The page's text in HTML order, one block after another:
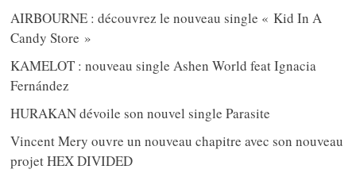
AIRBOURNE : découvrez le nouveau single « Kid In A
Candy Store »
KAMELOT : nouveau single Ashen World feat Ignacia
Fernández
HURAKAN dévoile son nouvel single Parasite
Vincent Mery ouvre un nouveau chapitre avec son nouveau
projet HEX DIVIDED